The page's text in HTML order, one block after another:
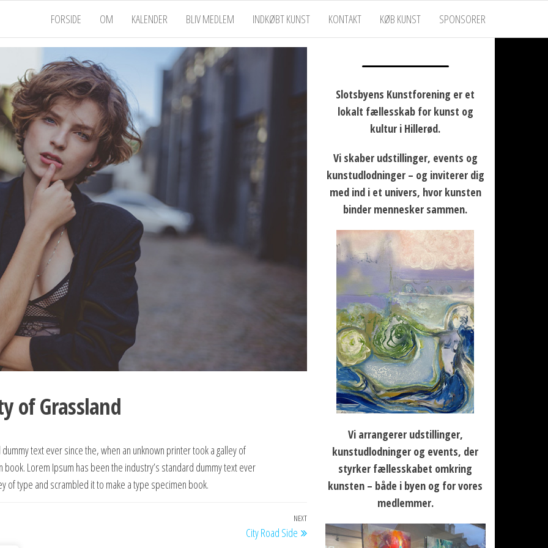
FORSIDE OM KALENDER BLIV MEDLEM INDKØBT KUNST KONTAKT KØB KUNST SPONSORER
of Grassland
text ever since the, when an unknown printer took a galley of
Lorem Ipsum has been the industry’s standard dummy text ever
of type and scrambled it to make a type specimen book.
Next
Post
NEXT
City Road Side
Slotsbyens Kunstforening er et
lokalt fællesskab for kunst og
kultur i Hillerød.
Vi skaber udstillinger, events og
kunstudlodninger – og inviterer dig
med ind i et univers, hvor kunsten
binder mennesker sammen.
Vi arrangerer udstillinger,
kunstudlodninger og events, der
styrker fællesskabet omkring
kunsten – både i byen og for vores
medlemmer.